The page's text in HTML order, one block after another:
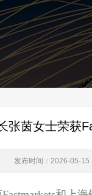
张茵女士荣获
发布时间：2026-05-